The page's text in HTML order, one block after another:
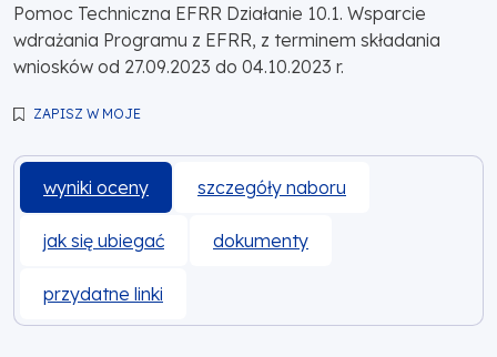
Pomoc Techniczna EFRR Działanie 10.1. Wsparcie
wdrażania Programu z EFRR, z terminem składania
wniosków od 27.09.2023 do 04.10.2023 r.
ZAPISZ W MOJE
wyniki oceny szczegóły naboru
jak się ubiegać dokumenty
przydatne linki